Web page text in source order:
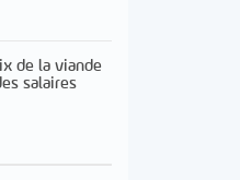
de la viande
salaires